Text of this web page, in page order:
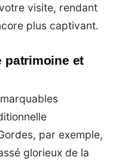
visite, rendant
plus captivant.
patrimoine et
par exemple,
glorieux de la